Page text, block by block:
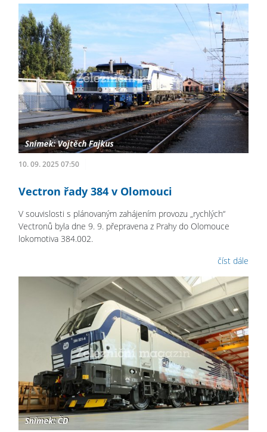
10. 09. 2025 07:50
Vectron řady 384 v Olomouci
V souvislosti s plánovaným zahájením provozu „rychlých“
Vectronů byla dne 9. 9. přepravena z Prahy do Olomouce
lokomotiva 384.002.
číst dále